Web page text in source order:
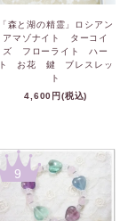
「森と湖の精霊」ロシアン
アマゾナイト ターコイ
ズ フローライト ハー
ト お花 鍵 ブレスレッ
ト
4,600円(税込)
9